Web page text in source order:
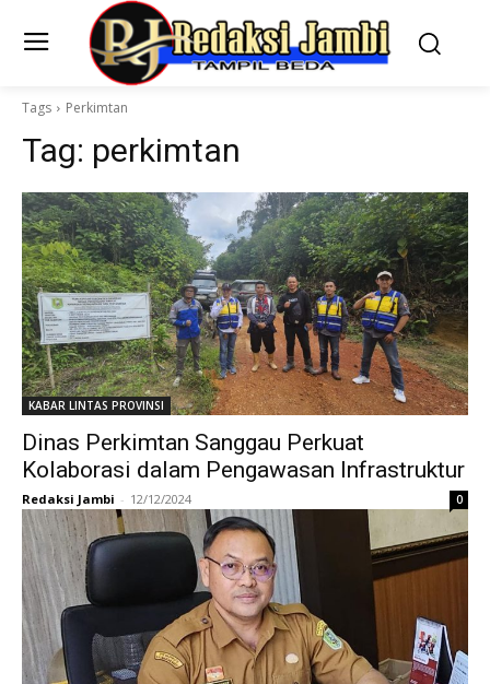
Tags Perkimtan
Tag: perkimtan
KABAR LINTAS PROVINSI
Dinas Perkimtan Sanggau Perkuat
Kolaborasi dalam Pengawasan Infrastruktur
Redaksi Jambi - 12/12/2024 0